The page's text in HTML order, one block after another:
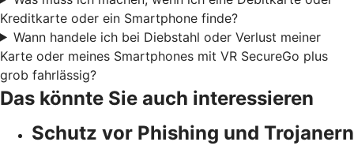
Kreditkarte oder ein Smartphone finde?
Wann handele ich bei Diebstahl oder Verlust meiner
Karte oder meines Smartphones mit VR SecureGo plus
grob fahrlässig?
Das könnte Sie auch interessieren
Schutz vor Phishing und Trojanern